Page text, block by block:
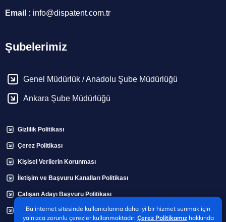
Email : info@dispatent.com.tr
Şubelerimiz
Genel Müdürlük / Anadolu Şube Müdürlüğü
Ankara Şube Müdürlüğü
Gizlilik Politikası
Çerez Politikası
Kişisel Verilerin Korunması
İletişim ve Başvuru Kanalları Politikası
Çalışan Adayı Başvuru Politikası
Bilgi Talep Formu
Bu internet sitesinde kullanıcılarına daha iyi bir hizmet sunmak için
yalnızca zorunlu çerezler kullanmaktadır. Çerez Politikamızhakkında